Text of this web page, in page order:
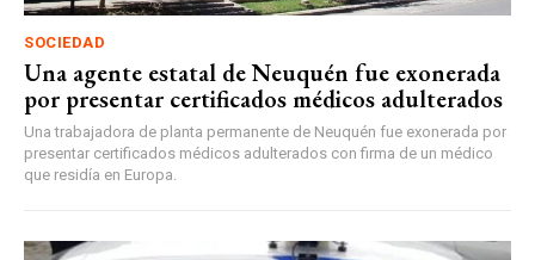
SOCIEDAD
Una agente estatal de Neuquén fue exonerada
por presentar certificados médicos adulterados
Una trabajadora de planta permanente de Neuquén fue exonerada por
presentar certificados médicos adulterados con firma de un médico
que residía en Europa.